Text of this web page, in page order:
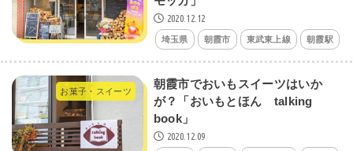
2020.12.12
埼玉県 朝霞市 東武東上線 朝霞駅
お菓子・スイーツ
朝霞市でおいもスイーツはいか
が？「おいもとほん talking
book」
2020.12.09